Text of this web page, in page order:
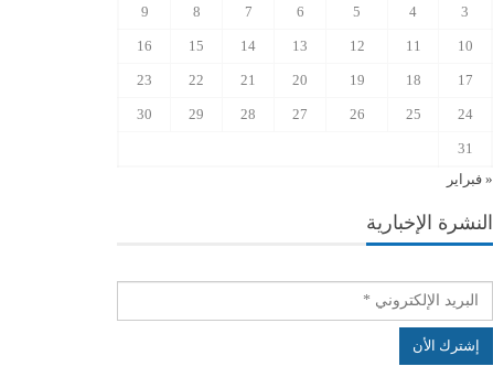
3
4
5
6
7
8
9
10
11
12
13
14
15
16
17
18
19
20
21
22
23
24
25
26
27
28
29
30
31
« فبراير
النشرة الإخبارية